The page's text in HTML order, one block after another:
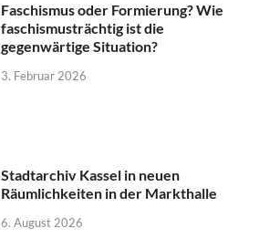
Faschismus oder Formierung? Wie
faschismusträchtig ist die
gegenwärtige Situation?
3. Februar 2026
Stadtarchiv Kassel in neuen
Räumlichkeiten in der Markthalle
6. August 2026